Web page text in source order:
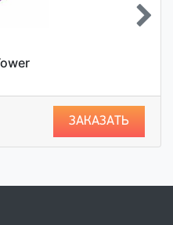
ЗАКАЗАТЬ